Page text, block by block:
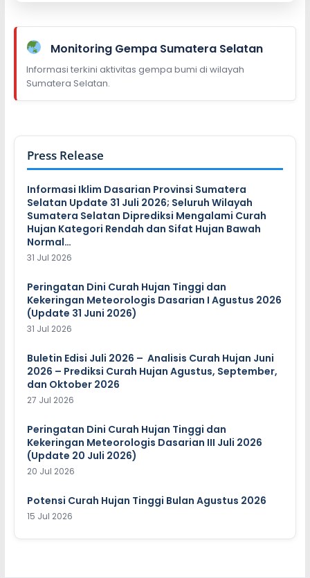
Monitoring Gempa Sumatera Selatan
Informasi terkini aktivitas gempa bumi di wilayah
Sumatera Selatan.
Press Release
Informasi Iklim Dasarian Provinsi Sumatera
Selatan Update 31 Juli 2026; Seluruh Wilayah
Sumatera Selatan Diprediksi Mengalami Curah
Hujan Kategori Rendah dan Sifat Hujan Bawah
Normal…
31 Jul 2026
Peringatan Dini Curah Hujan Tinggi dan
Kekeringan Meteorologis Dasarian I Agustus 2026
(Update 31 Juni 2026)
31 Jul 2026
Buletin Edisi Juli 2026 – Analisis Curah Hujan Juni
2026 – Prediksi Curah Hujan Agustus, September,
dan Oktober 2026
27 Jul 2026
Peringatan Dini Curah Hujan Tinggi dan
Kekeringan Meteorologis Dasarian III Juli 2026
(Update 20 Juli 2026)
20 Jul 2026
Potensi Curah Hujan Tinggi Bulan Agustus 2026
15 Jul 2026